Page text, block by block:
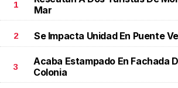
1
Mar
2 Se Impacta Unidad En Puente
3
Acaba Estampado En Fachada
Colonia